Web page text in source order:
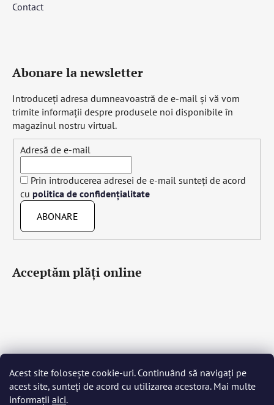
Acest site folosește cookie-uri. Continuând să navigați pe
acest site, sunteți de acord cu utilizarea acestora. Mai multe
informații aici.
Contact
Abonare la newsletter
Introduceţi adresa dumneavoastră de e-mail şi vă vom
trimite informaţii despre produsele noi disponibile în
magazinul nostru virtual.
Adresă de e-mail
Prin introducerea adresei de e-mail sunteți de acord
cu politica de confidențialitate
ABONARE
Acceptăm plăţi online
Čeština Slovenčina English Deutsch Magyar
Język polski
Română Italiano Español Français
Português